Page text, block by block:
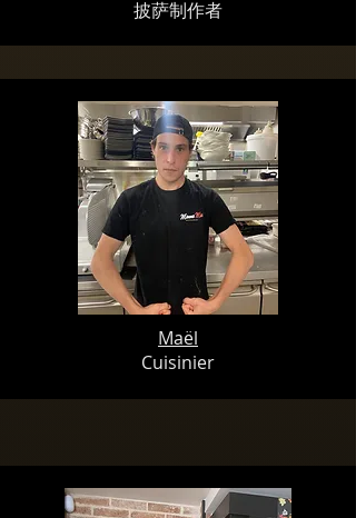
披萨制作者
Maël
Cuisinier